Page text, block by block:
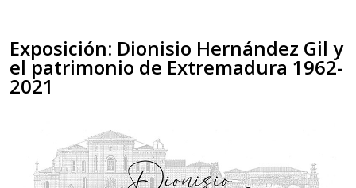
Exposición: Dionisio Hernández Gil y
el patrimonio de Extremadura 1962-
2021